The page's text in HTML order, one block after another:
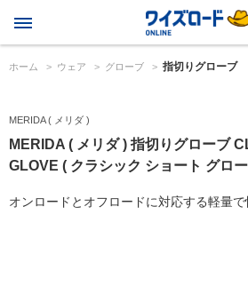
ホーム > ウェア > グローブ > 指切りグローブ
MERIDA ( メリダ )
MERIDA ( メリダ ) 指切りグローブ
GLOVE ( クラシック ショート グロ
オンロードとオフロードに対応する軽量で